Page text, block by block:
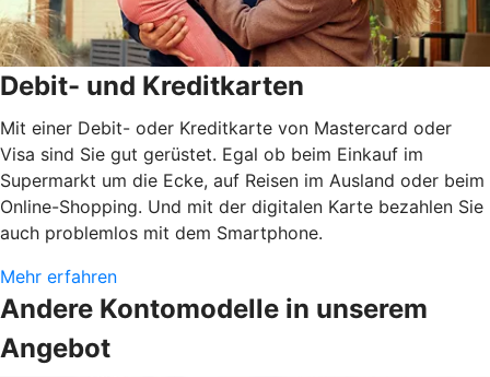
Debit- und Kreditkarten
Mit einer Debit- oder Kreditkarte von Mastercard oder
Visa sind Sie gut gerüstet. Egal ob beim Einkauf im
Supermarkt um die Ecke, auf Reisen im Ausland oder beim
Online-Shopping. Und mit der digitalen Karte bezahlen Sie
auch problemlos mit dem Smartphone.
Mehr erfahren
Andere Kontomodelle in unserem
Angebot